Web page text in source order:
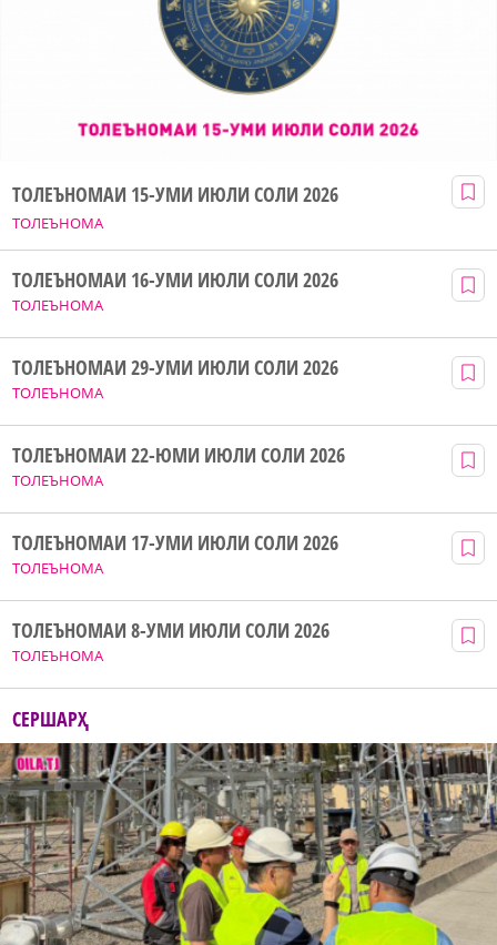
ТОЛЕЪНОМА
ТОЛЕЪНОМАИ 15-УМИ ИЮЛИ СОЛИ 2026
ТОЛЕЪНОМА
ТОЛЕЪНОМАИ 16-УМИ ИЮЛИ СОЛИ 2026
ТОЛЕЪНОМА
ТОЛЕЪНОМАИ 29-УМИ ИЮЛИ СОЛИ 2026
ТОЛЕЪНОМА
ТОЛЕЪНОМАИ 22-ЮМИ ИЮЛИ СОЛИ 2026
ТОЛЕЪНОМА
ТОЛЕЪНОМАИ 17-УМИ ИЮЛИ СОЛИ 2026
ТОЛЕЪНОМА
ТОЛЕЪНОМАИ 8-УМИ ИЮЛИ СОЛИ 2026
СЕРШАРҲ